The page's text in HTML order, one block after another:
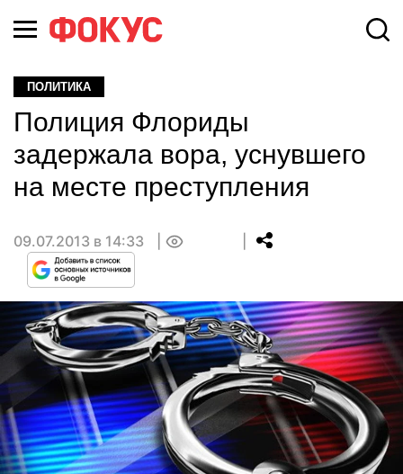
ПОЛИТИКА
Полиция Флориды
задержала вора, уснувшего
на месте преступления
09.07.2013 в 14:33